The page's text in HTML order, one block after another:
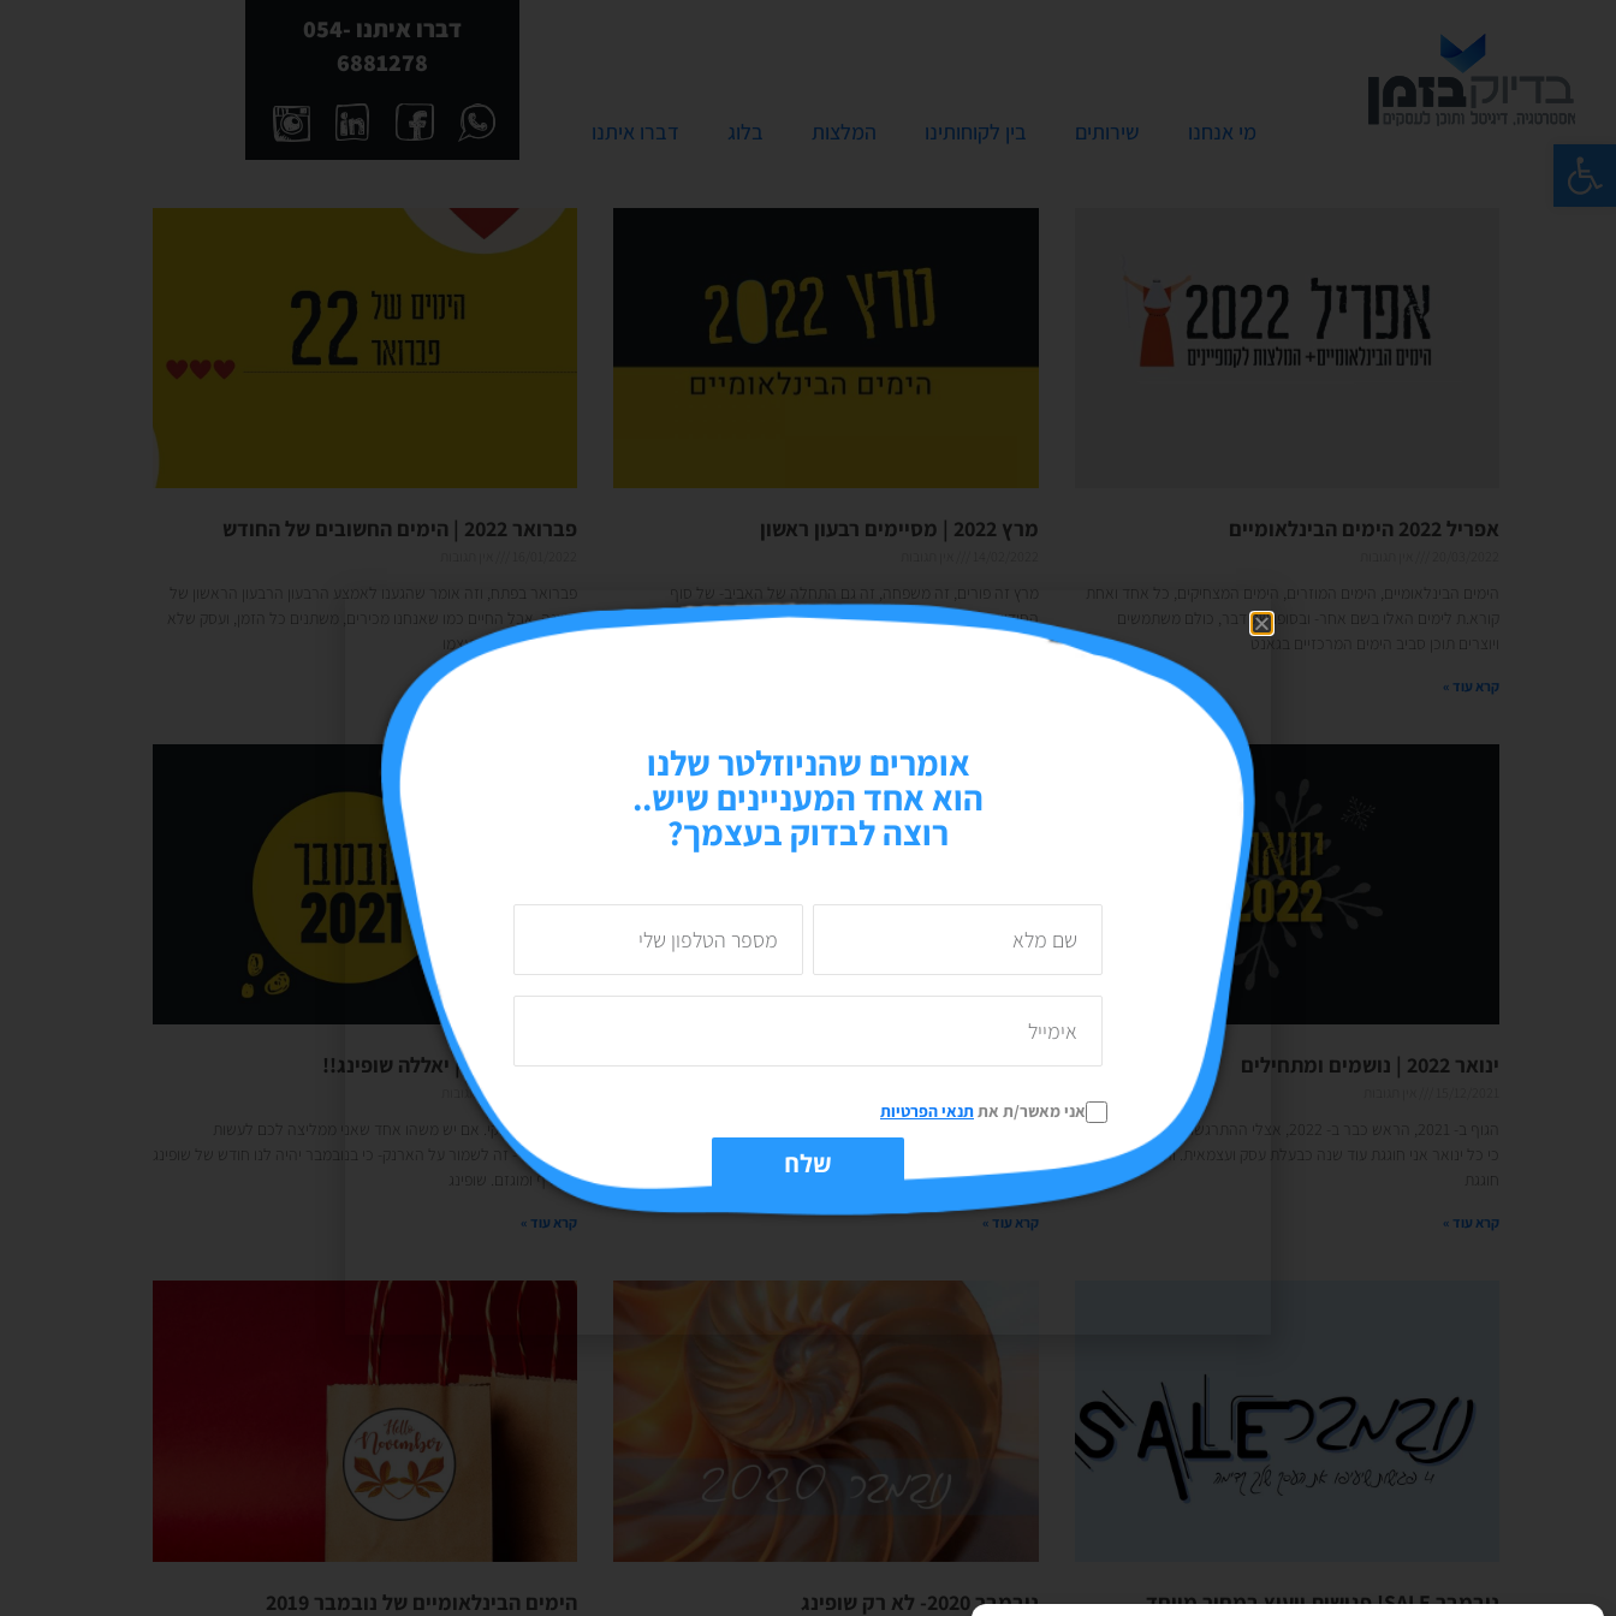
פתח סרגל נגישות מי אנחנו שירותים בין לקוחותינו המלצות בלוג דברו איתנו
דברו איתנו 054-
6881278
אפריל 2022 הימים הבינלאומיים
הימים הבינלאומיים, הימים המוזרים, הימים המצחיקים, כל אחד ואחת
קורא.ת לימים האלו בשם אחר- ובסופו של דבר, כולם משתמשים
ויוצרים תוכן סביב הימים המרכזיים בגאנט
קרא עוד »
מרץ 2022 | מסיימים רבעון ראשון
מרץ זה פורים, זה משפחה, זה גם התחלה של האביב- של סוף
החודש. ומה עוד? זה החודש האחרון של הרבעון הראשון. ואני יודעת
שאתם כבר עם
פברואר 2022 | הימים החשובים של החודש
פברואר בפתח, וזה אומר שהגענו לאמצע הרבעון הרבעון הראשון של
השנה. אבל החיים כמו שאנחנו מכירים, משתנים כל הזמן, ועסק שלא
יודע להתאים את עצמו
ינואר 2022 | נושמים ומתחילים
הגוף ב- 2021, הראש כבר ב- 2022, אצלי ההתרגשות קצת יותר גדולה,
כי כל ינואר אני חוגגת עוד שנה כבעלת עסק ועצמאית. והשנה אני
חוגגת
קרא עוד »
דצמבר 2021 | IT'S A WRAP
הפסטיגל, כריסמס, היין החם והפוך (מרגישים שאני קצת מושפעת
מהחופשה הקצרה שלי באירופה בשבוע שער
קרא עוד »
נובמבר 2021 | יאללה שופינג!!
אין תגובות
אוקי, אוקי, אוקי. אם יש משהו אחד שאני ממליצה לכם לעשות
באוקטובר- זה לשמור על הארנק- כי בנובמבר יהיה לנו חודש של שופינג
מטורף ומוגזם. שופינג
קרא עוד »
נובמבר SALE! פגישות ייעוץ במחיר מיוחד נובמבר 2020- לא רק שופינג הימים הבינלאומיים של נובמבר 2019
אומרים שהניוזלטר שלנו
הוא אחד המעניינים שיש..
רוצה לבדוק בעצמך?
אני מאשר/ת אתתנאי הפרטיות
שלח